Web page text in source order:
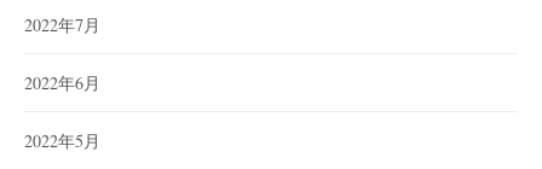
2022年7月
2022年6月
2022年5月